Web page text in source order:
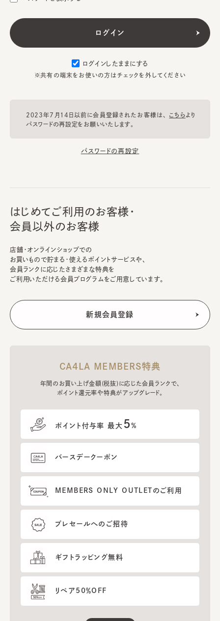
ログインしたままにする
※共有の端末をお使いの方はチェックを外してください
2023年7月14日以前に会員登録されたお客様は、 こちらより
パスワードの再設定をお願いいたします。
パスワードの再設定
はじめてご利用のお客様・
会員以外のお客様
店舗・オンラインショップでの
お買いもので貯まる・使えるポイントサービスや、
会員ランクに応じたさまざまな特典を
ご利用いただける会員プログラムをご用意しています。
CA4LA MEMBERS特典
年間のお買い上げ金額(税抜)に応じた会員ランクで、
ポイント還元率や特典がアップグレード。
ポイント付与率 最大 5%
バースデークーポン
MEMBERS ONLY OUTLETのご利用
プレセールへのご招待
ギフトラッピング無料
リペア50％OFF